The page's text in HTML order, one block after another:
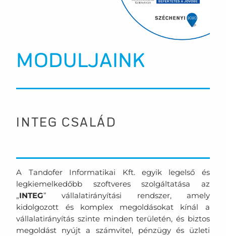
MODULJAINK
INTEG CSALÁD
A Tandofer Informatikai Kft. egyik legelső és
legkiemelkedőbb szoftveres szolgáltatása az
„INTEG” vállalatirányítási rendszer, amely
kidolgozott és komplex megoldásokat kínál a
vállalatirányítás szinte minden területén, és biztos
megoldást nyújt a számvitel, pénzügy és üzleti